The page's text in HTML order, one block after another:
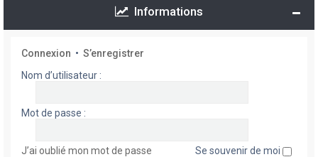
Informations
Connexion • S’enregistrer
Nom d’utilisateur :
Mot de passe :
J’ai oublié mon mot de passe Se souvenir de moi